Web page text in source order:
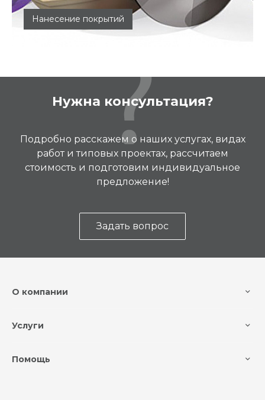
Нанесение покрытий
Нужна консультация?
Подробно расскажем о наших услугах, видах
работ и типовых проектах, рассчитаем
стоимость и подготовим индивидуальное
предложение!
Задать вопрос
О компании
Услуги
Помощь